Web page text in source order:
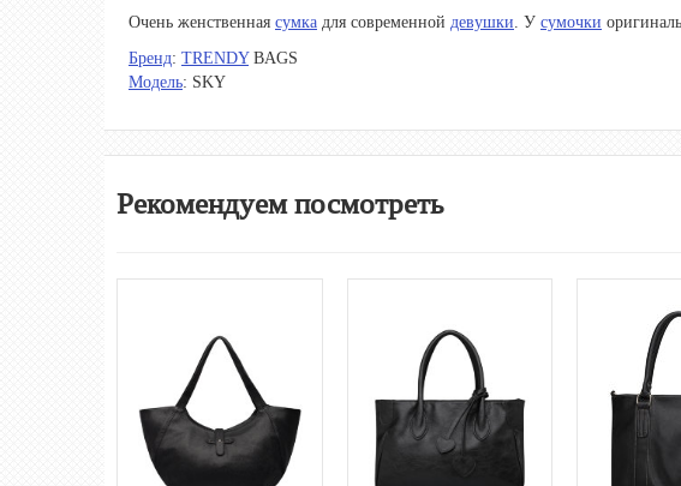
Очень женственная сумка для современной девушки . У сумочки
Бренд: TRENDYBAGS
Модель: SKY
Рекомендуем посмотреть